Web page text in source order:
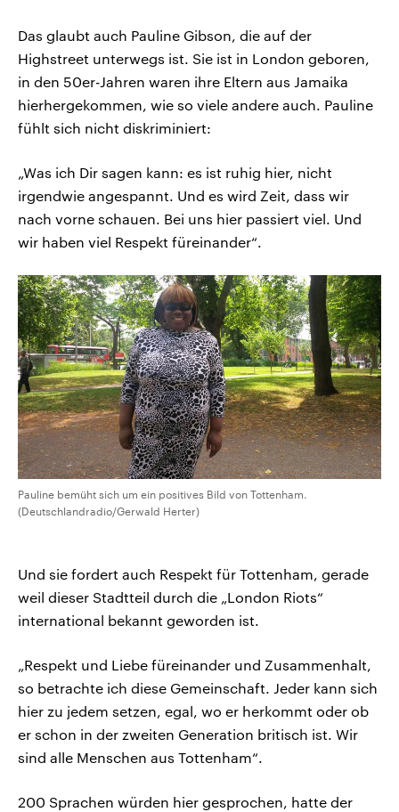
Das glaubt auch Pauline Gibson, die auf der
Highstreet unterwegs ist. Sie ist in London geboren,
in den 50er-Jahren waren ihre Eltern aus Jamaika
hierhergekommen, wie so viele andere auch. Pauline
fühlt sich nicht diskriminiert:
„Was ich Dir sagen kann: es ist ruhig hier, nicht
irgendwie angespannt. Und es wird Zeit, dass wir
nach vorne schauen. Bei uns hier passiert viel. Und
wir haben viel Respekt füreinander“.
Pauline bemüht sich um ein positives Bild von Tottenham.
(Deutschlandradio/Gerwald Herter)
Und sie fordert auch Respekt für Tottenham, gerade
weil dieser Stadtteil durch die „London Riots“
international bekannt geworden ist.
„Respekt und Liebe füreinander und Zusammenhalt,
so betrachte ich diese Gemeinschaft. Jeder kann sich
hier zu jedem setzen, egal, wo er herkommt oder ob
er schon in der zweiten Generation britisch ist. Wir
sind alle Menschen aus Tottenham“.
200 Sprachen würden hier gesprochen, hatte der